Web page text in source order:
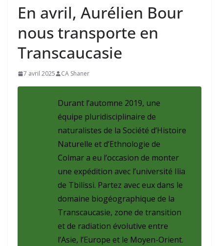
En avril, Aurélien Bour
nous transporte en
Transcaucasie
7 avril 2025 CA Shaner
Durant l’automne 2019, une
équipe pluridisciplinaire de
naturalistes de la Société d’Histoire
Naturelle et d’Ethnologie de
Colmar a eu l’occasion de monter
une expédition avec l’université Ilia
de Tbilissi. Partez avec eux dans le
domaine biogéographique de la
Transcaucasie, zone de transition
et de radiation évolutive entre
l’Asie, l’Europe et le Moyen-Orient.